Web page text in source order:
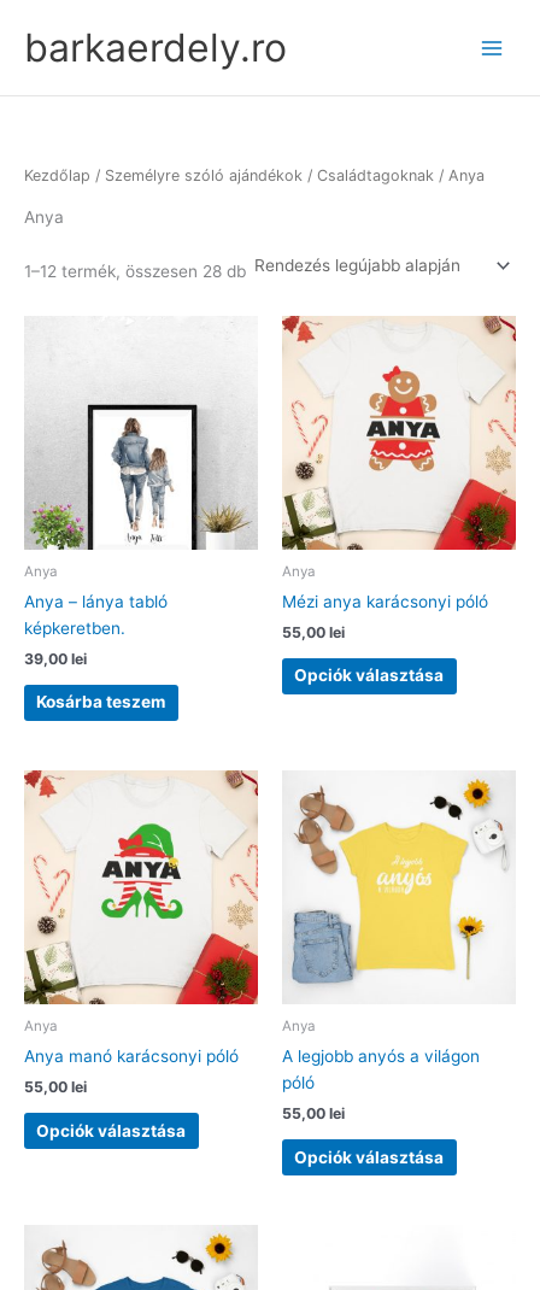
contentbarkaerdely.ro
Kezdőlap / Személyre szóló ajándékok / Családtagoknak / Anya
Anya
1–12 termék, összesen 28 dbSorted
Anya
Anya – lánya tabló
képkeretben.
39,00 lei
Kosárba teszem
Anya
Mézi anya karácsonyi póló
55,00 lei
Opciók választása
Ennek
a
variációja
van.
A
változatok
a
ki
Anya
Anya manó karácsonyi póló
55,00 lei
Opciók választása
Ennek
a
variációja
van.
A
Anya
A legjobb anyós a világon
póló
55,00 lei
Opciók választása
Ennek
a